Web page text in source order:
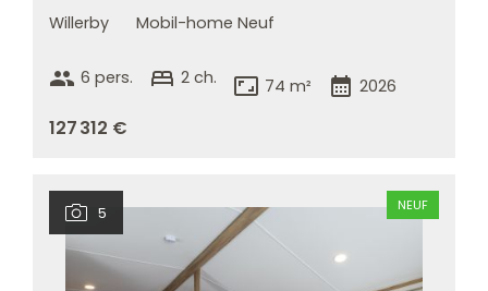
Willerby Mobil-home Neuf
group 6 pers. bed 2 ch. aspect_ratio 74 m² calendar_month 2026
127 312 €
5 NEUF